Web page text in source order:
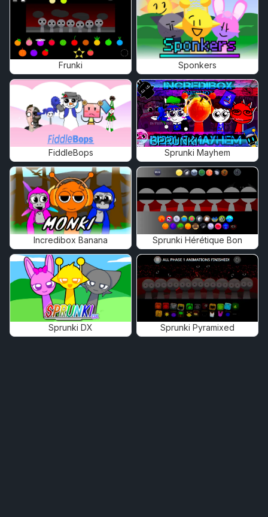
Frunki Sponkers
FiddleBops Sprunki Mayhem
Incredibox Banana Sprunki Hérétique Bon
Sprunki DX Sprunki Pyramixed